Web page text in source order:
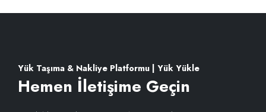
Yük Taşıma & Nakliye Platformu | Yük Yükle
Hemen İletişime Geçin